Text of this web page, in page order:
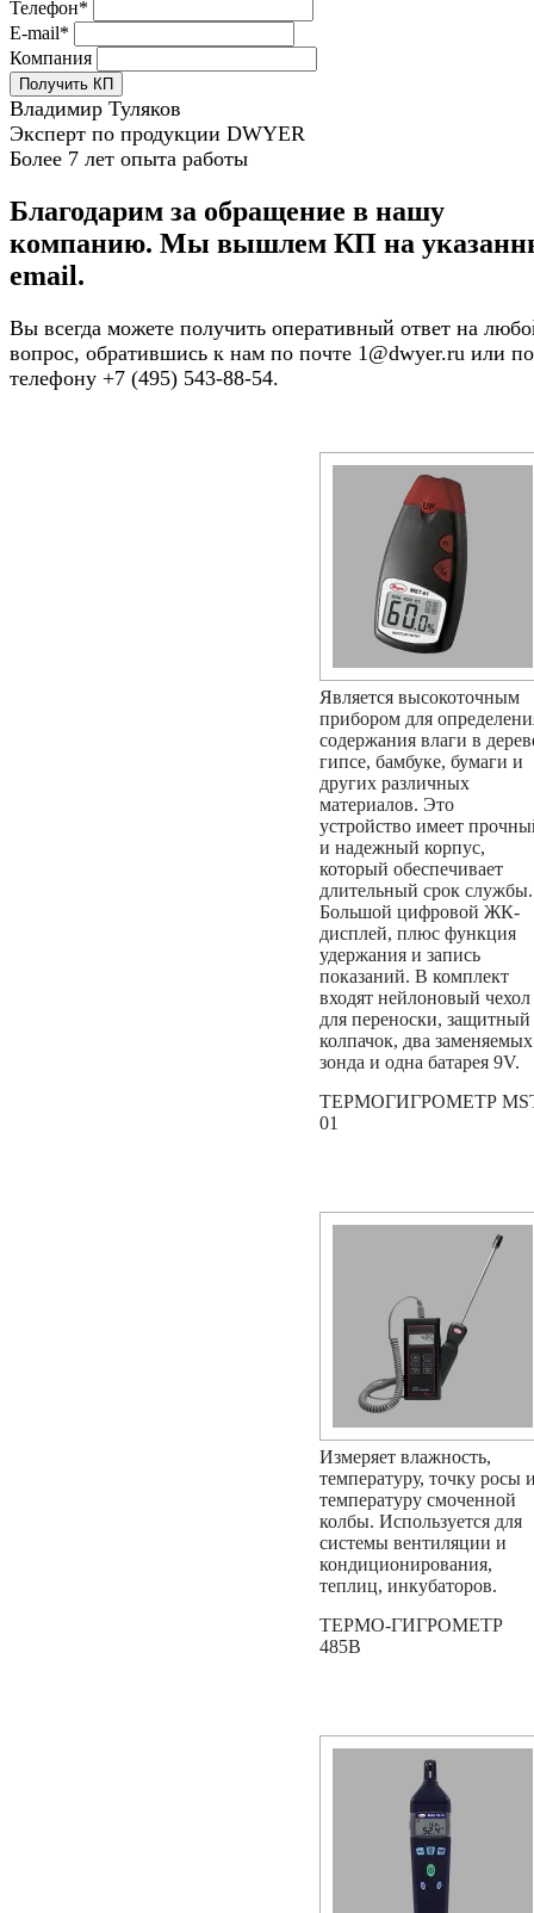
Телефон*
E-mail*
Компания
Получить КП
Владимир Туляков
Эксперт по продукции DWYER
Более 7 лет опыта работы
Благодарим за обращение в нашу
компанию. Мы вышлем КП на
email.
Вы всегда можете получить оперативный ответ на
вопрос, обратившись к нам по почте 1@dwyer.ru или по
телефону +7 (495) 543-88-54.
Является высокоточным
прибором для
содержания влаги в
гипсе, бамбуке, бумаги и
других различных
материалов. Это
устройство имеет
и надежный корпус,
который обеспечивает
длительный срок службы.
Большой цифровой ЖК-
дисплей, плюс функция
удержания и запись
показаний. В комплект
входят нейлоновый чехол
для переноски, защитный
колпачок, два заменяемых
зонда и одна батарея 9V.
ТЕРМОГИГРОМЕТР
01
Измеряет влажность,
температуру, точку росы
температуру смоченной
колбы. Используется для
системы вентиляции и
кондиционирования,
теплиц, инкубаторов.
ТЕРМО-ГИГРОМЕТР
485B